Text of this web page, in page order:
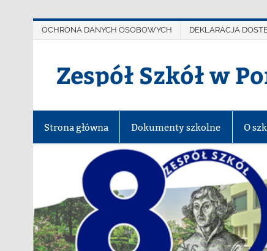
OCHRONA DANYCH OSOBOWYCH DEKLARACJA
Zespół Szkół w
Strona główna Dokumenty szkolne O